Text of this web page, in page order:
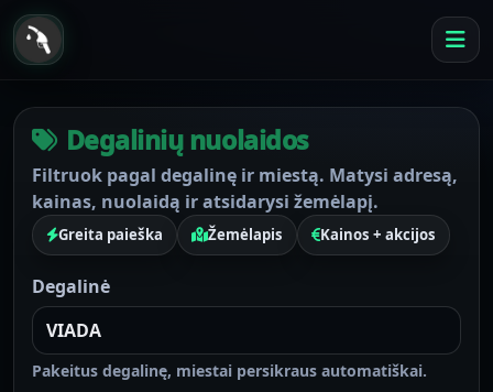
Degalinių nuolaidos
Filtruok pagal degalinę ir miestą. Matysi adresą,
kainas, nuolaidą ir atsidarysi žemėlapį.
Greita paieška Žemėlapis Kainos + akcijos
Degalinė
Pakeitus degalinę, miestai persikraus automatiškai.